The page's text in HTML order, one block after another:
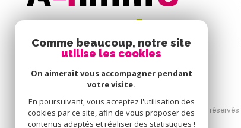
© 2026 | Tous droits réservés
Comme beaucoup, notre site
utilise les cookies
On aimerait vous accompagner pendant
votre visite.
En poursuivant, vous acceptez l'utilisation des
cookies par ce site, afin de vous proposer des
contenus adaptés et réaliser des statistiques !